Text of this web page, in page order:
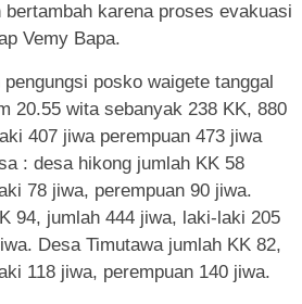
karena proses evakuasi
Vemy Bapa.
posko waigete tanggal
20.55 wita sebanyak 238 KK, 880
407 jiwa perempuan 473 jiwa
: desa hikong jumlah KK 58
78 jiwa, perempuan 90 jiwa.
94, jumlah 444 jiwa, laki-laki 205
Desa Timutawa jumlah KK 82,
118 jiwa, perempuan 140 jiwa.